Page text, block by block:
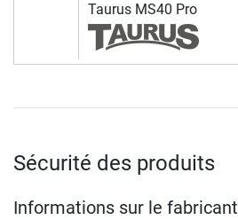
Taurus MS40 Pro
Sécurité des produits
Informations sur le fabricant